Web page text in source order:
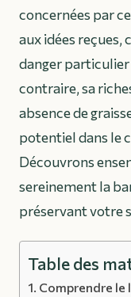
concernées par
aux idées reçues,
danger
contraire, sa
absence de
potentiel dans le
Découvrons
sereinement la
préservant votre
Table des
Comprendre le